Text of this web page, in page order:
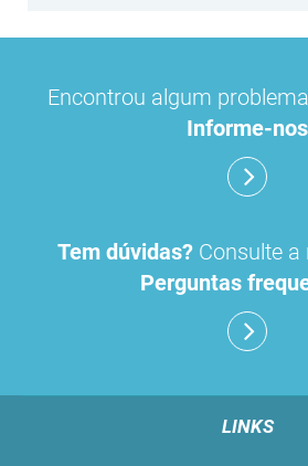
Encontrou algum
Informe-nos
Tem dúvidas? Consulte
Perguntas
LINKS